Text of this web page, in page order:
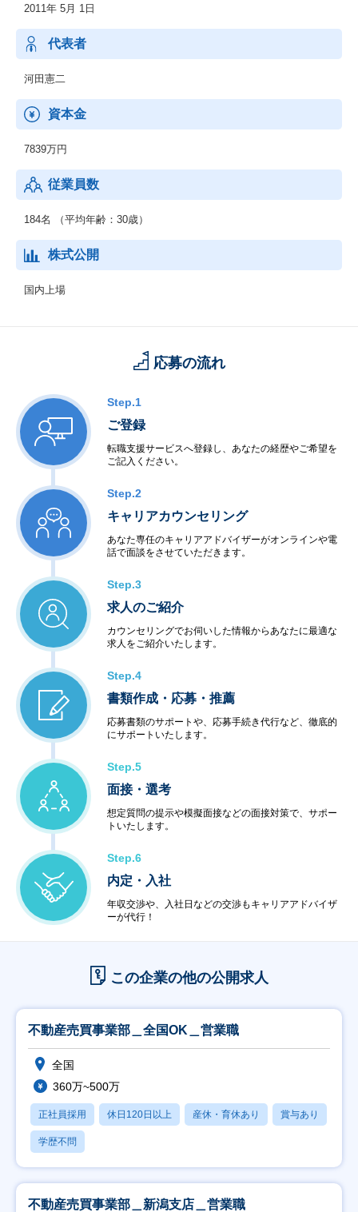
2011年 5月 1日
代表者
河田憲二
資本金
7839万円
従業員数
184名 （平均年齢：30歳）
株式公開
国内上場
応募の流れ
Step.1
ご登録
転職支援サービスへ登録し、あなたの経歴やご希望を
ご記入ください。
Step.2
キャリアカウンセリング
あなた専任のキャリアアドバイザーがオンラインや電
話で面談をさせていただきます。
Step.3
求人のご紹介
カウンセリングでお伺いした情報からあなたに最適な
求人をご紹介いたします。
Step.4
書類作成・応募・推薦
応募書類のサポートや、応募手続き代行など、徹底的
にサポートいたします。
Step.5
面接・選考
想定質問の提示や模擬面接などの面接対策で、サポー
トいたします。
Step.6
内定・入社
年収交渉や、入社日などの交渉もキャリアアドバイザ
ーが代行！
この企業の他の公開求人
不動産売買事業部＿全国OK＿営業職
全国
360万~500万
正社員採用 休日120日以上 産休・育休あり 賞与あり
学歴不問
不動産売買事業部＿新潟支店＿営業職